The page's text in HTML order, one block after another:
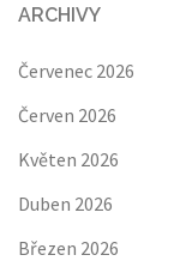
ARCHIVY
Červenec 2026
Červen 2026
Květen 2026
Duben 2026
Březen 2026